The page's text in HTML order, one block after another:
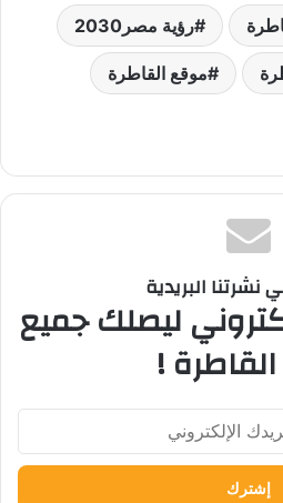
رؤية مصر2030
موقع القاطرة
البريدية
ليصلك جميع
القاطرة !